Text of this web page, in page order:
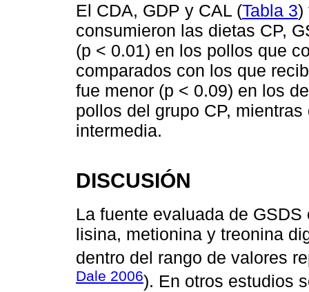
El CDA, GDP y CAL (Tabla 3)
consumieron las dietas CP,
(p < 0.01) en los pollos que
comparados con los que
fue menor (p < 0.09) en los
pollos del grupo CP,
intermedia.
DISCUSIÓN
La fuente evaluada de
lisina, metionina y treonina
dentro del rango de valores
Dale 2006). En otros estudios